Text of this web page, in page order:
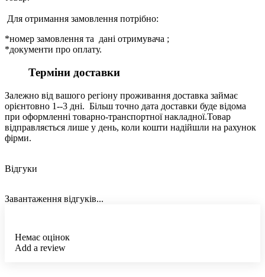
Для отримання замовлення потрібно:
*номер замовлення та дані отримувача ;
*документи про оплату.
Терміни доставки
Залежно від вашого регіону проживання доставка займає
орієнтовно 1--3 дні. Більш точно дата доставки буде відома
при оформленні товарно-транспортної накладної.Товар
відправляється лише у день, коли кошти надійшли на рахунок
фірми.
Відгуки
Завантаження відгуків...
Немає оцінок
Add a review